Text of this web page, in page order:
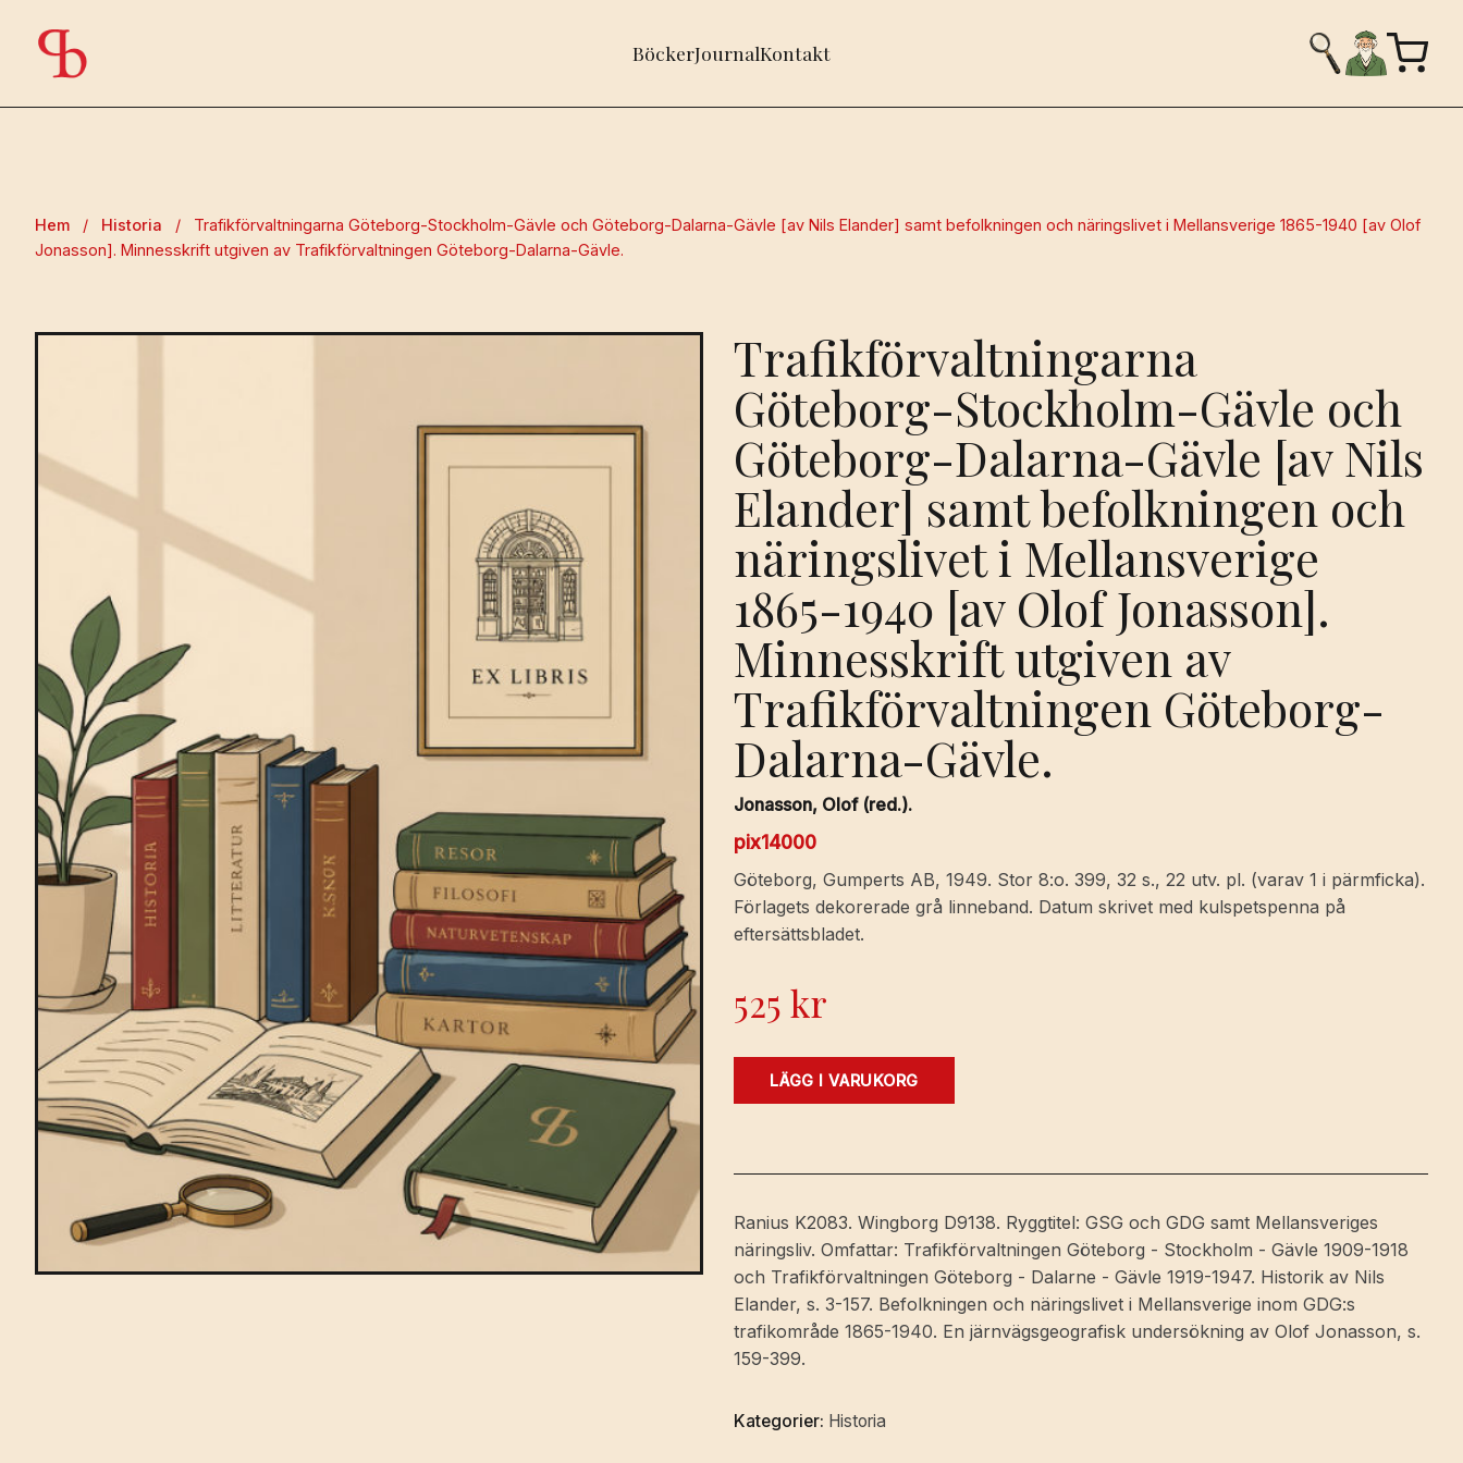
BöckerJournalKontakt
Hem / Historia /
Trafikförvaltningarna Göteborg-Stockholm-Gävle och Göteborg-Dalarna-Gävle [av Nils Elander] samt befolkningen och näringslivet i Mellansverige 1865-1940 [av Olof
Jonasson]. Minnesskrift utgiven av Trafikförvaltningen Göteborg-Dalarna-Gävle.
Trafikförvaltningarna
Göteborg-Stockholm-Gävle och
Göteborg-Dalarna-Gävle [av Nils
Elander] samt befolkningen och
näringslivet i Mellansverige
1865-1940 [av Olof Jonasson].
Minnesskrift utgiven av
Trafikförvaltningen Göteborg-
Dalarna-Gävle.
Jonasson, Olof (red.).
pix14000
Göteborg, Gumperts AB, 1949. Stor 8:o. 399, 32 s., 22 utv. pl. (varav 1 i pärmficka).
Förlagets dekorerade grå linneband. Datum skrivet med kulspetspenna på
eftersättsbladet.
525kr
Trafikförvaltningarna
och
Dalarna-
Gävle
[av
Nils
Elander]
samt
och
LÄGG I VARUKORG
Ranius K2083. Wingborg D9138. Ryggtitel: GSG och GDG samt Mellansveriges
näringsliv. Omfattar: Trafikförvaltningen Göteborg - Stockholm - Gävle 1909-1918
och Trafikförvaltningen Göteborg - Dalarne - Gävle 1919-1947. Historik av Nils
Elander, s. 3-157. Befolkningen och näringslivet i Mellansverige inom GDG:s
trafikområde 1865-1940. En järnvägsgeografisk undersökning av Olof Jonasson, s.
159-399.
Kategorier: Historia